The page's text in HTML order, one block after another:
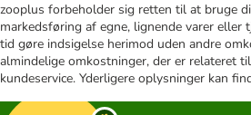
zooplus forbeholder sig retten til at bruge
markedsføring af egne, lignende varer eller
tid gøre indsigelse herimod uden andre
almindelige omkostninger, der er relateret
kundeservice. Yderligere oplysninger kan